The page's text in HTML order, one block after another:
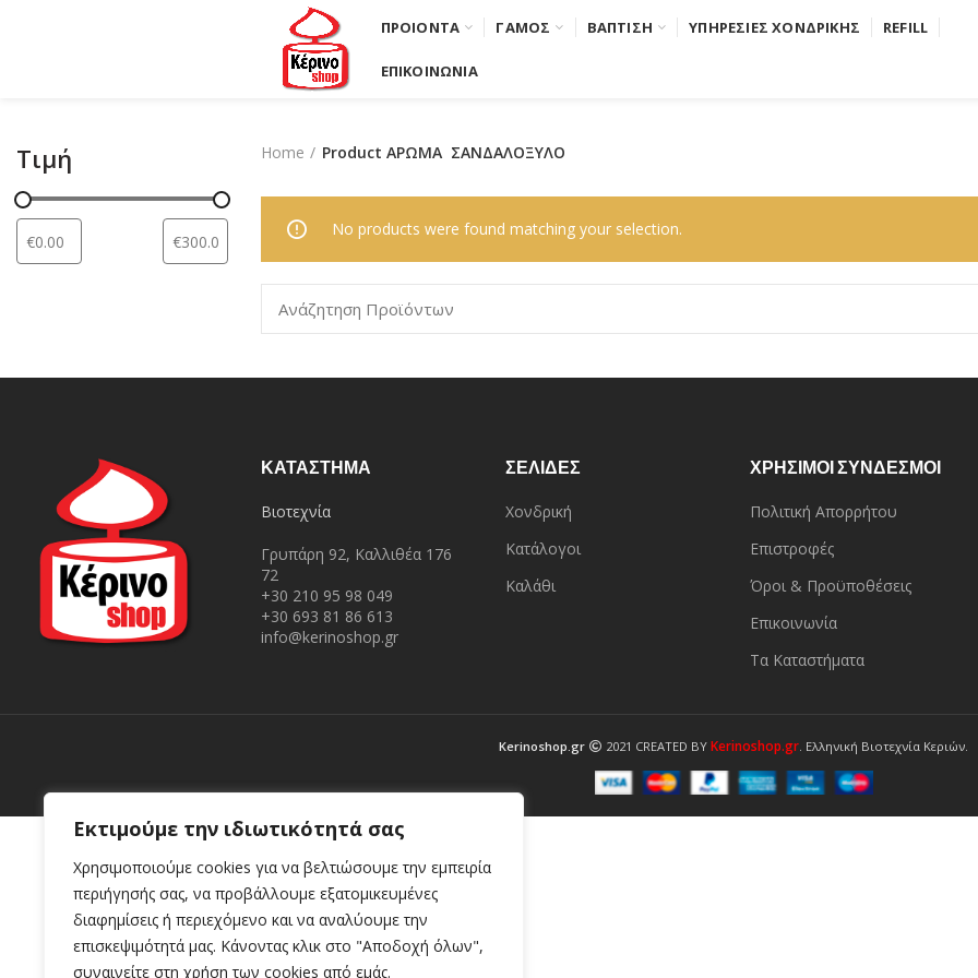
Εκτιμούμε την ιδιωτικότητά σας
Χρησιμοποιούμε cookies για να βελτιώσουμε την εμπειρία
περιήγησής σας, να προβάλλουμε εξατομικευμένες
διαφημίσεις ή περιεχόμενο και να αναλύουμε την
επισκεψιμότητά μας. Κάνοντας κλικ στο "Αποδοχή όλων",
συναινείτε στη χρήση των cookies από εμάς.
ΠΡΟΙΟΝΤΑ ΓΑΜΟΣ ΒΑΠΤΙΣΗ ΥΠΗΡΕΣΙΕΣ ΧΟΝΔΡΙΚΗΣ REFILL
ΕΠΙΚΟΙΝΩΝΙΑ
Tιμή Home Product ΑΡΩΜΑ ΣΑΝΔΑΛΟΞΥΛΟ
No products were found matching your selection.
ΚΑΤΆΣΤΗΜΑ
Βιοτεχνία
Γρυπάρη 92, Καλλιθέα 176
72
+30 210 95 98 049
+30 693 81 86 613
info@kerinoshop.gr
ΣΕΛΙΔΕΣ
Χονδρική
Κατάλογοι
Καλάθι
ΧΡΗΣΙΜΟΙ ΣΥΝΔΕΣΜΟΙ
Πολιτική Απορρήτου
Επιστροφές
Όροι & Προϋποθέσεις
Επικοινωνία
Τα Καταστήματα
Kerinoshop.gr 2021 CREATED BY Kerinoshop.gr. Ελληνική Βιοτεχνία Κεριών.